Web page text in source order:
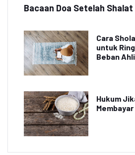
Bacaan Doa Setelah Shalat
Cara
untuk
Beban
Hukum